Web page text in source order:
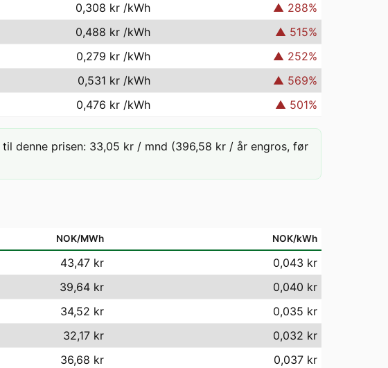
0,308 kr /kWh ▲ 288%
0,488 kr /kWh ▲ 515%
0,279 kr /kWh ▲ 252%
0,531 kr /kWh ▲ 569%
0,476 kr /kWh ▲ 501%
denne prisen: 33,05 kr / mnd (396,58 kr / år engros, før
NOK/MWh NOK/kWh
43,47 kr
0,043 kr
39,64 kr
0,040 kr
34,52 kr
0,035 kr
32,17 kr
0,032 kr
36,68 kr
0,037 kr